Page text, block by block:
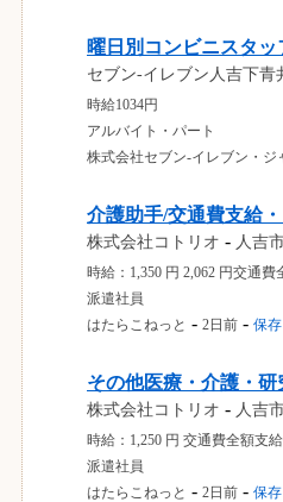
曜日別コンビニスタッ
セブン-イレブン人吉下青
時給1034円
アルバイト・パート
株式会社セブン-イレブン・ジ
介護助手/交通費支給
株式会社コトリオ - 人吉
時給：1,350 円 2,062 円交通費
派遣社員
はたらこねっと - 2日前 - 保存
その他医療・介護・
株式会社コトリオ - 人吉
時給：1,250 円 交通費全額支給
派遣社員
はたらこねっと - 2日前 - 保存